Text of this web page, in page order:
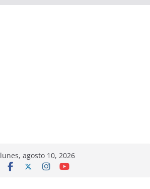
lunes, agosto 10, 2026